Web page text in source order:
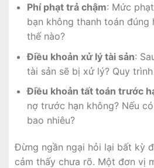
Phí phạt trả chậm: Mức
bạn không thanh toán đúng
thế nào?
Điều khoản xử lý tài sản:
tài sản sẽ bị xử lý? Quy
Điều khoản tất toán trước
nợ trước hạn không? Nếu
bao nhiêu?
Đừng ngần ngại hỏi lại bất kỳ
cảm thấy chưa rõ. Một đơn vị